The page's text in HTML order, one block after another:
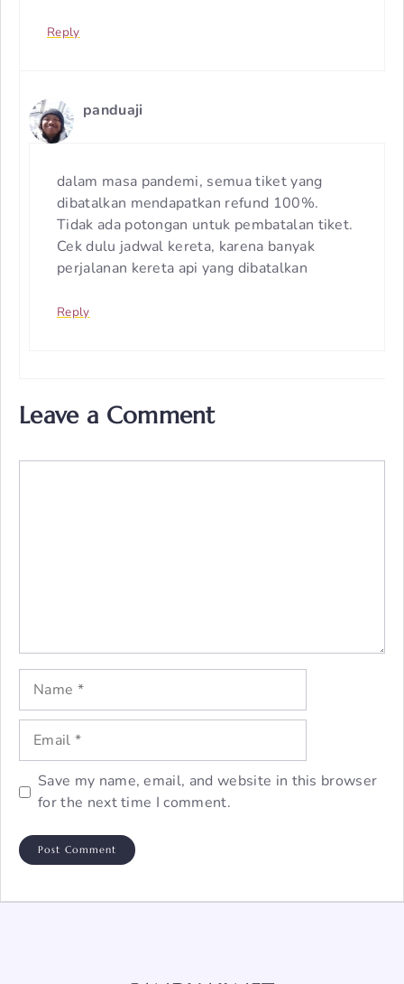
Reply
panduaji
dalam masa pandemi, semua tiket yang
dibatalkan mendapatkan refund 100%.
Tidak ada potongan untuk pembatalan tiket.
Cek dulu jadwal kereta, karena banyak
perjalanan kereta api yang dibatalkan
Reply
Leave a Comment
Name
Email
Save my name, email, and website in this browser
for the next time I comment.